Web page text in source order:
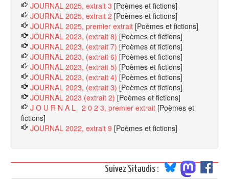
JOURNAL 2025, extrait 3 [Poèmes et fictions]
JOURNAL 2025, extrait 2 [Poèmes et fictions]
JOURNAL 2025, premier extrait [Poèmes et fictions]
JOURNAL 2023, (extrait 8) [Poèmes et fictions]
JOURNAL 2023, (extrait 7) [Poèmes et fictions]
JOURNAL 2023, (extrait 6) [Poèmes et fictions]
JOURNAL 2023, (extrait 5) [Poèmes et fictions]
JOURNAL 2023, (extrait 4) [Poèmes et fictions]
JOURNAL 2023, (extrait 3) [Poèmes et fictions]
JOURNAL 2023 (extrait 2) [Poèmes et fictions]
J O U R N A L 2 0 2 3, premier extrait [Poèmes et
fictions]
JOURNAL 2022, extrait 9 [Poèmes et fictions]
Suivez Sitaudis :